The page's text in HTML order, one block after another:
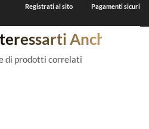
Registrati al sito Pagamenti sicuri
Anche
di prodotti correlati